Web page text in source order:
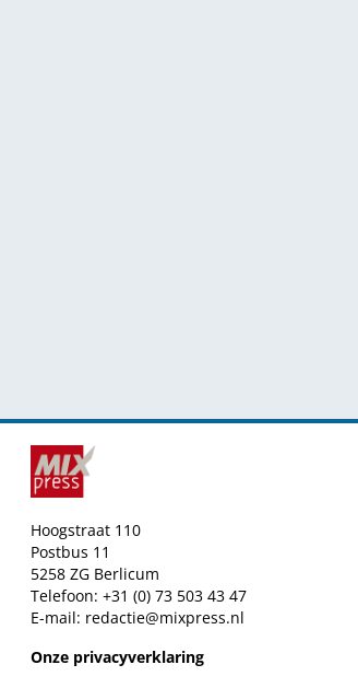
Hoogstraat 110
Postbus 11
5258 ZG Berlicum
Telefoon: +31 (0) 73 503 43 47
E-mail: redactie@mixpress.nl
Onze privacyverklaring